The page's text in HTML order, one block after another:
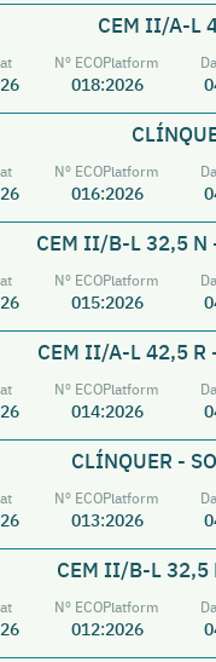
CEM II/A-L
Nº ECOPlatform
018:2026
Nº ECOPlatform
016:2026
CEM II/B-L 32,5 N
Nº ECOPlatform
015:2026
CEM II/A-L 42,5 R
Nº ECOPlatform
014:2026
CLÍNQUER -
Nº ECOPlatform
013:2026
CEM II/B-L 32,5
Nº ECOPlatform
012:2026